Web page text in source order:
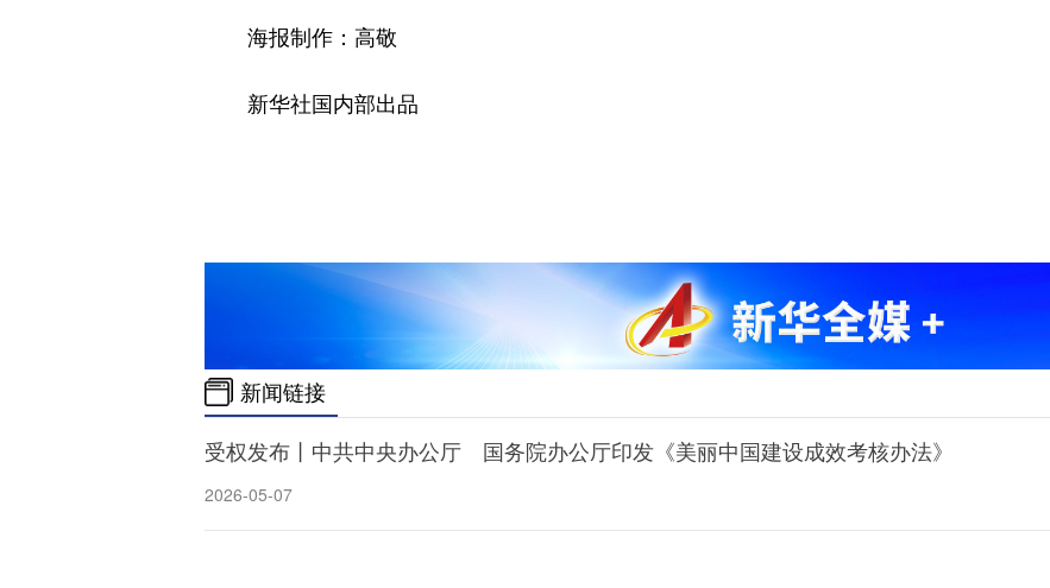
海报制作：高敬
新华社国内部出品
新闻链接
受权发布丨中共中央办公厅 国务院办公厅印发《美丽中国建设成效考核办法》
2026-05-07